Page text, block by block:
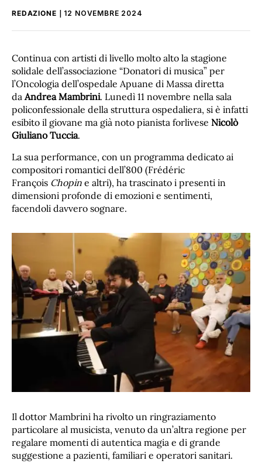
REDAZIONE 12 NOVEMBRE 2024
Continua con artisti di livello molto alto la stagione
solidale dell’associazione “Donatori di musica” per
l’Oncologia dell’ospedale Apuane di Massa diretta
da Andrea Mambrini. Lunedì 11 novembre nella sala
policonfessionale della struttura ospedaliera, si è infatti
esibito il giovane ma già noto pianista forlivese Nicolò
Giuliano Tuccia.
La sua performance, con un programma dedicato ai
compositori romantici dell’800 (Frédéric
François Chopin e altri), ha trascinato i presenti in
dimensioni profonde di emozioni e sentimenti,
facendoli davvero sognare.
Il dottor Mambrini ha rivolto un ringraziamento
particolare al musicista, venuto da un’altra regione per
regalare momenti di autentica magia e di grande
suggestione a pazienti, familiari e operatori sanitari.